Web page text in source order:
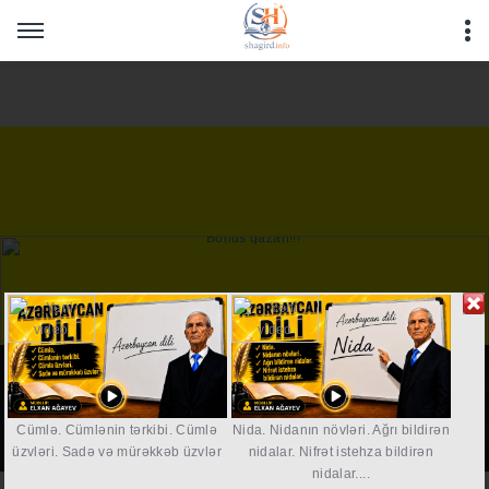
Warning
: Undefined array key "HTTP_REFERER" in
/home/shagirdinfo/public_html/articles/article_main_file.php
Maraqlıdır
Əsas səhifə Maraqlıdır Məqalələr
Cümlə. Cümlənin tərkibi. Cümlə
üzvləri. Sadə və mürəkkəb üzvlər
Nida. Nidanın növləri. Ağrı bildirən
nidalar. Nifrət istehza bildirən
nidalar....